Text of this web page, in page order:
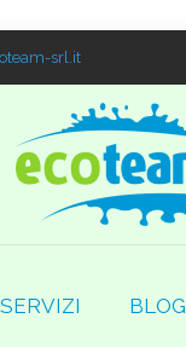
srl.it
SERVIZI BLOG